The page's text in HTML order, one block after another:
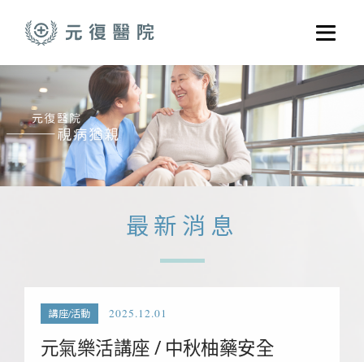
選單
關於元復
就醫指南
醫學門診
醫療養護服務
最新消息
講座/活動 2025.12.01
元氣樂活講座 / 中秋柚藥安全